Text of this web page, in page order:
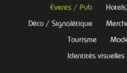
Events / Pub
Déco / Signalétique
Tourisme
Identités